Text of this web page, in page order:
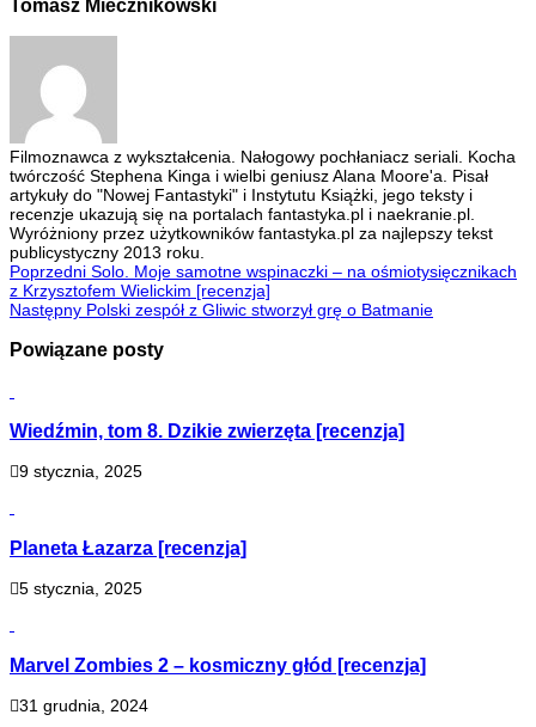
Filmoznawca z wykształcenia. Nałogowy pochłaniacz seriali. Kocha
twórczość Stephena Kinga i wielbi geniusz Alana Moore'a. Pisał
artykuły do "Nowej Fantastyki" i Instytutu Książki, jego teksty i
recenzje ukazują się na portalach fantastyka.pl i naekranie.pl.
Wyróżniony przez użytkowników fantastyka.pl za najlepszy tekst
publicystyczny 2013 roku.
Poprzedni Solo. Moje samotne wspinaczki – na ośmiotysięcznikach
z Krzysztofem Wielickim [recenzja]
Następny Polski zespół z Gliwic stworzył grę o Batmanie
Powiązane posty
Wiedźmin, tom 8. Dzikie zwierzęta [recenzja]
9 stycznia, 2025
Planeta Łazarza [recenzja]
5 stycznia, 2025
Marvel Zombies 2 – kosmiczny głód [recenzja]
31 grudnia, 2024